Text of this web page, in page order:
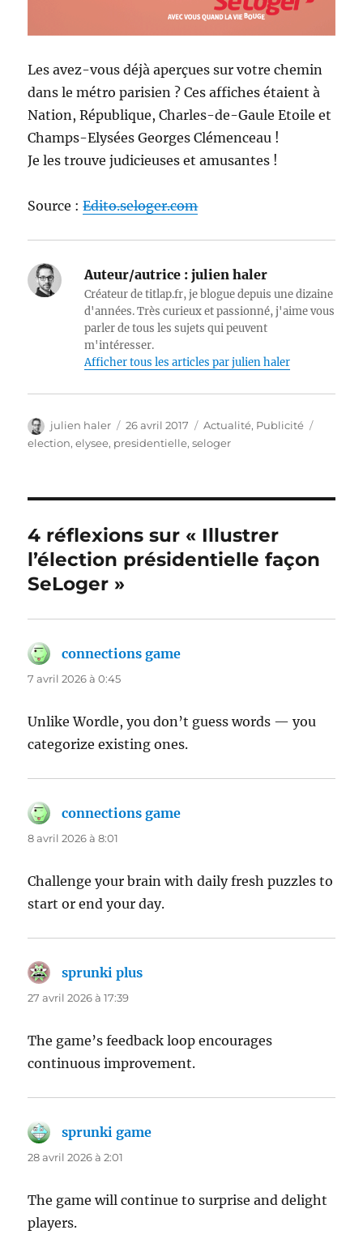
Les avez-vous déjà aperçues sur votre chemin
dans le métro parisien ? Ces affiches étaient à
Nation, République, Charles-de-Gaule Etoile et
Champs-Elysées Georges Clémenceau !
Je les trouve judicieuses et amusantes !
Source :Edito.seloger.com
Auteur/autrice : julien haler
Créateur de titlap.fr, je blogue depuis une dizaine
d'années. Très curieux et passionné, j'aime vous
parler de tous les sujets qui peuvent
m'intéresser.
Afficher tous les articles par julien haler
Auteur
julien haler
Publié
le
26 avril 2017 Catégories
Actualité, Publicité
election,elysee, presidentielle,seloger
4 réflexions sur « Illustrer
l’élection présidentielle façon
SeLoger »
connections game
7 avril 2026 à 0:45
Unlike Wordle, you don’t guess words — you
categorize existing ones.
connections game
8 avril 2026 à 8:01
Challenge your brain with daily fresh puzzles to
start or end your day.
sprunki plus
27 avril 2026 à 17:39
The game’s feedback loop encourages
continuous improvement.
sprunki game
28 avril 2026 à 2:01
The game will continue to surprise and delight
players.